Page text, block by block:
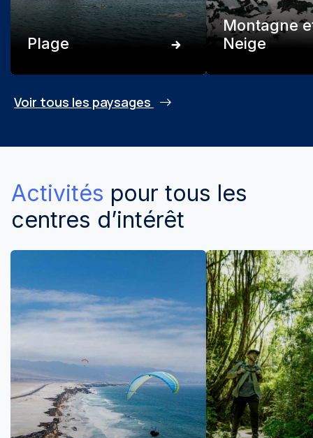
Plage
Montagne
Neige
Voir tous les paysages
Activités pour tous les
centres d’intérêt